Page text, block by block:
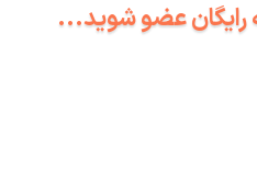
رایگان عضو شوید...